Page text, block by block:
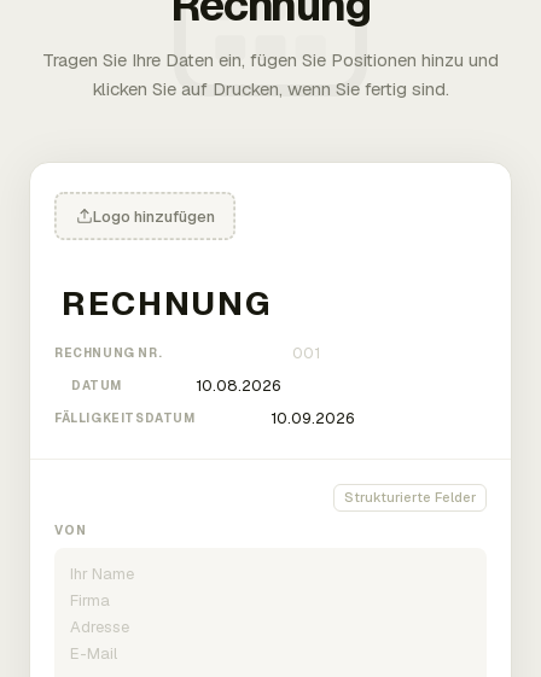
Tragen Sie Ihre Daten ein, fügen Sie Positionen hinzu und
klicken Sie auf Drucken, wenn Sie fertig sind.
Logo hinzufügen
RECHNUNG NR.
DATUM
FÄLLIGKEITSDATUM
Strukturierte Felder
VON